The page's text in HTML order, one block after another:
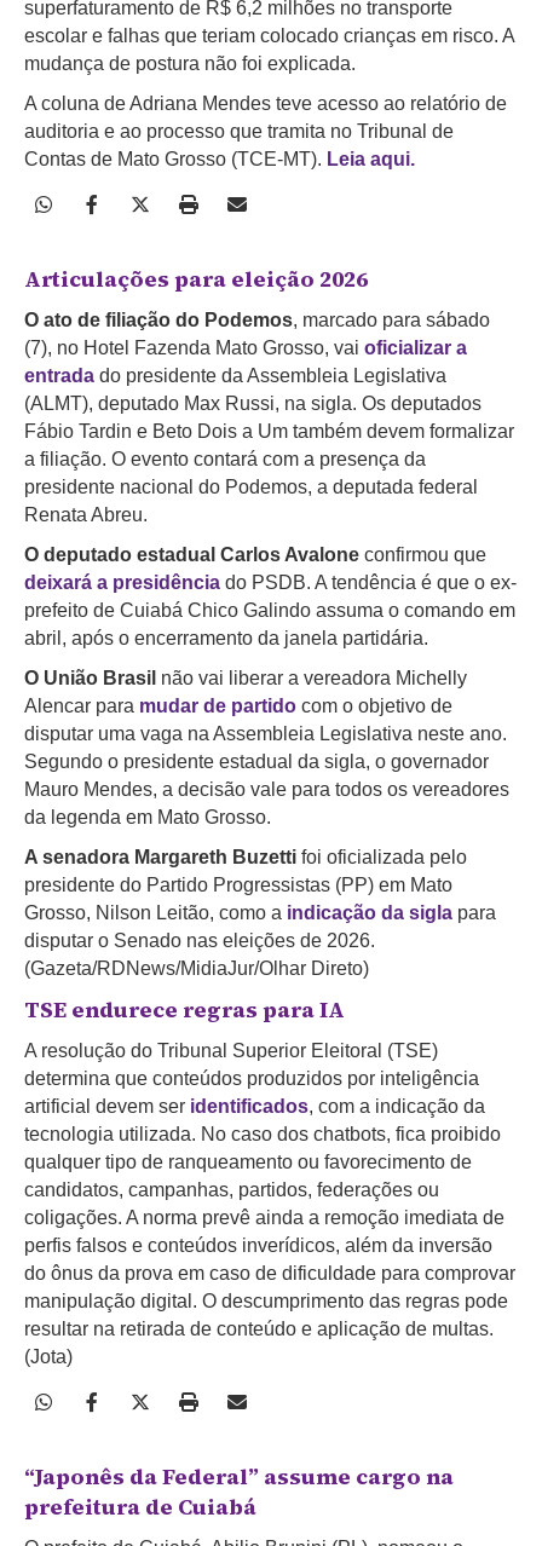
superfaturamento de R$ 6,2 milhões no transporte
escolar e falhas que teriam colocado crianças em risco. A
mudança de postura não foi explicada.
A coluna de Adriana Mendes teve acesso ao relatório de
auditoria e ao processo que tramita no Tribunal de
Contas de Mato Grosso (TCE-MT). Leia aqui.
Articulações para eleição 2026
O ato de filiação do Podemos, marcado para sábado
(7), no Hotel Fazenda Mato Grosso, vai oficializar a
entrada do presidente da Assembleia Legislativa
(ALMT), deputado Max Russi, na sigla. Os deputados
Fábio Tardin e Beto Dois a Um também devem formalizar
a filiação. O evento contará com a presença da
presidente nacional do Podemos, a deputada federal
Renata Abreu.
O deputado estadual Carlos Avalone confirmou que
deixará a presidência do PSDB. A tendência é que o ex-
prefeito de Cuiabá Chico Galindo assuma o comando em
abril, após o encerramento da janela partidária.
O União Brasil não vai liberar a vereadora Michelly
Alencar para mudar de partido com o objetivo de
disputar uma vaga na Assembleia Legislativa neste ano.
Segundo o presidente estadual da sigla, o governador
Mauro Mendes, a decisão vale para todos os vereadores
da legenda em Mato Grosso.
A senadora Margareth Buzetti foi oficializada pelo
presidente do Partido Progressistas (PP) em Mato
Grosso, Nilson Leitão, como a indicação da sigla para
disputar o Senado nas eleições de 2026.
(Gazeta/RDNews/MidiaJur/Olhar Direto)
TSE endurece regras para IA
A resolução do Tribunal Superior Eleitoral (TSE)
determina que conteúdos produzidos por inteligência
artificial devem ser identificados, com a indicação da
tecnologia utilizada. No caso dos chatbots, fica proibido
qualquer tipo de ranqueamento ou favorecimento de
candidatos, campanhas, partidos, federações ou
coligações. A norma prevê ainda a remoção imediata de
perfis falsos e conteúdos inverídicos, além da inversão
do ônus da prova em caso de dificuldade para comprovar
manipulação digital. O descumprimento das regras pode
resultar na retirada de conteúdo e aplicação de multas.
(Jota)
“Japonês da Federal” assume cargo na
prefeitura de Cuiabá